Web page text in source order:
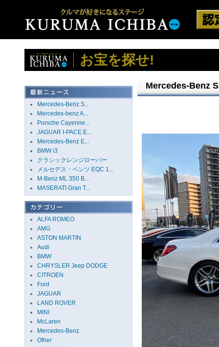
お宝を探せ!
Mercedes-Benz S...
Mercedes-benz A...
Porsche Cayenne...
JAGUAR I-PACE E...
Mercedes-Benz E...
BMW i3
クラシックレンジローバー
メルセデス・ベンツ EQC 1...
M-Benz ML 350 B...
MASERATI Gran T...
ALFA ROMEO
AMG
ASTON MARTIN
Audi
BMW
CHRYSLER Jeep DODGE
CITROEN
Ford
JAGUAR
LAND ROVER
MINI
McLaren
Mercedes-Benz
Other
Mercedes-Benz